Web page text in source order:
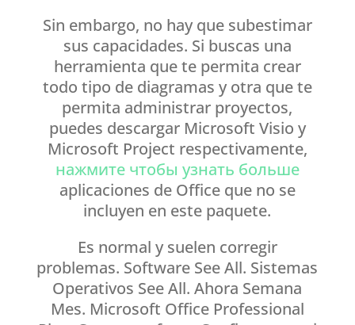
Sin embargo, no hay que subestimar
sus capacidades. Si buscas una
herramienta que te permita crear
todo tipo de diagramas y otra que te
permita administrar proyectos,
puedes descargar Microsoft Visio y
Microsoft Project respectivamente,
нажмите чтобы узнать больше
aplicaciones de Office que no se
incluyen en este paquete.
Es normal y suelen corregir
problemas. Software See All. Sistemas
Operativos See All. Ahora Semana
Mes. Microsoft Office Professional